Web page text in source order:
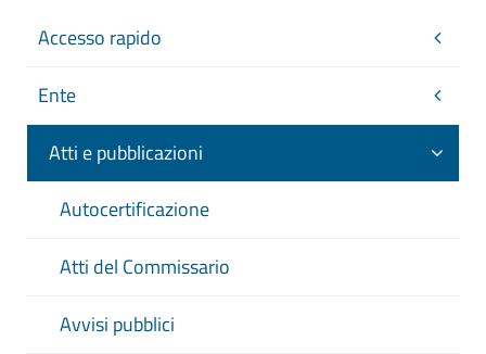
Accesso rapido
Ente
Atti e pubblicazioni
Autocertificazione
Atti del Commissario
Avvisi pubblici